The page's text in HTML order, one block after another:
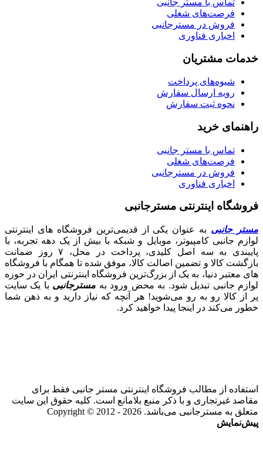
فرصت‌های شغلی
فروش در مسترجانبی
اخباری فناوری
خدمات مشتریان
شیوه‌های پرداخت
رویه ارسال سفارش
نحوه ثبت سفارش
راهنمای خرید
تماس با مستر جانبی
فرصت‌های شغلی
فروش در مسترجانبی
اخباری فناوری
فروشگاه اینترنتی مسترجانبی
مستر جانبی به عنوان یکی از قدیمی‌ترین فروشگاه های اینترنتی
لوازم جانبی کامپیوتر، موبایل و شبکه با بیش از یک دهه تجربه، با
پایبندی به سه اصل کلیدی، پرداخت در محل، ۷ روز ضمانت
بازگشت کالا و تضمین اصالت کالا، موفق شده تا همگام با فروشگاه‌
های معتبر دنیا، به یک از بزرگ‌ترین فروشگاه اینترنتی ایران در حوزه
لوازم جانبی تبدیل شود. به محض ورود به مسترجانبی با یک سایت
پر از کالا رو به رو می‌شوید! هر آنچه که نیاز دارید و به ذهن شما
خطور می‌کند در اینجا پیدا خواهید کرد.
استفاده از مطالب فروشگاه اینترنتی مستر جانبی فقط برای
مقاصد غیرتجاری و با ذکر منبع بلامانع است. کلیه حقوق این سایت
متعلق به مسترجانبی می‌باشد. Copyright © 2012 - 2026
پیش‌نمایش